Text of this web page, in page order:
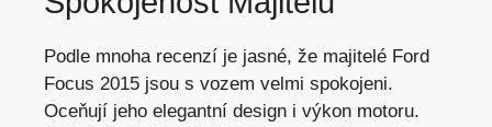
Podle mnoha recenzí je jasné, že majitelé Ford
Focus 2015 jsou s vozem velmi spokojeni.
Oceňují jeho elegantní design i výkon motoru.